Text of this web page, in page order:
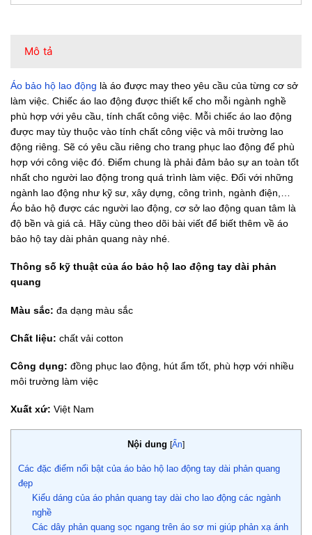
Mô tả
Áo bảo hộ lao động là áo được may theo yêu cầu của từng cơ sở
làm việc. Chiếc áo lao động được thiết kế cho mỗi ngành nghề
phù hợp với yêu cầu, tính chất công việc. Mỗi chiếc áo lao động
được may tùy thuộc vào tính chất công việc và môi trường lao
động riêng. Sẽ có yêu cầu riêng cho trang phục lao động để phù
hợp với công việc đó. Điểm chung là phải đảm bảo sự an toàn tốt
nhất cho người lao động trong quá trình làm việc. Đối với những
ngành lao động như kỹ sư, xây dựng, công trình, ngành điện,…
Áo bảo hộ được các người lao động, cơ sở lao động quan tâm là
độ bền và giá cả. Hãy cùng theo dõi bài viết để biết thêm về áo
bảo hộ tay dài phản quang này nhé.
Thông số kỹ thuật của áo bảo hộ lao động tay dài phản
quang
Màu sắc: đa dạng màu sắc
Chất liệu: chất vải cotton
Công dụng: đồng phục lao động, hút ẩm tốt, phù hợp với nhiều
môi trường làm việc
Xuất xứ: Việt Nam
Nội dung [Ẩn]
Các đặc điểm nổi bật của áo bảo hộ lao động tay dài phản quang
đẹp
Kiểu dáng của áo phản quang tay dài cho lao động các ngành
nghề
Các dây phản quang sọc ngang trên áo sơ mi giúp phản xạ ánh